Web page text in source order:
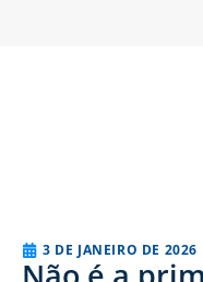
3 DE JANEIRO DE 2026